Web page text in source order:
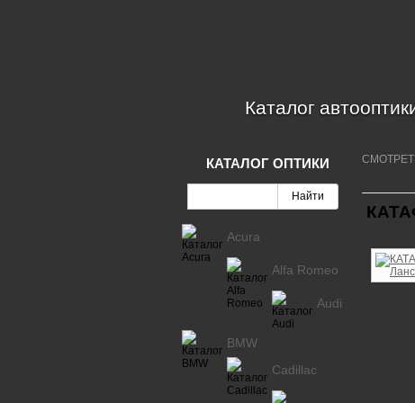
Каталог
КАТАЛОГ ОПТИКИ
Acura
Alfa Romeo
Audi
BMW
Cadillac